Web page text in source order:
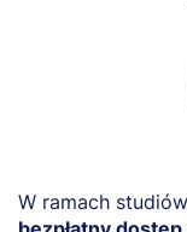
W ramach